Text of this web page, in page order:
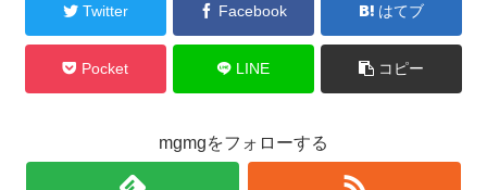
Twitter Facebook はてブ
Pocket LINE コピー
mgmgをフォローする